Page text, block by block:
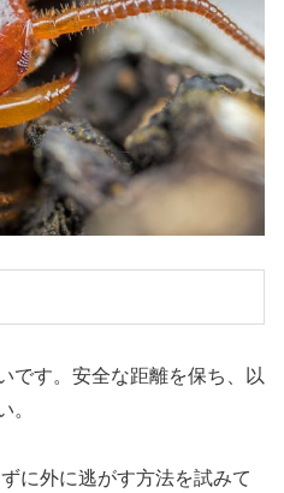
です。安全な距離を保ち、以
。
に外に逃がす方法を試みて